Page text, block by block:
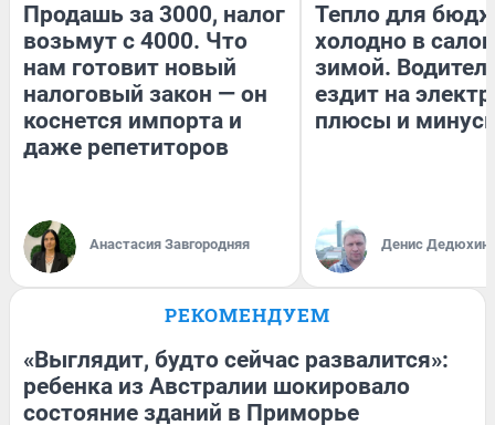
Продашь за 3000, налог
возьмут с 4000. Что
нам готовит новый
налоговый закон — он
коснется импорта и
даже репетиторов
Анастасия Завгородняя
Тепло для
холодно в
зимой.
ездит на
плюсы и
Денис Дедюхин
РЕКОМЕНДУЕМ
«Выглядит, будто сейчас развалится»:
ребенка из Австралии шокировало
состояние зданий в Приморье